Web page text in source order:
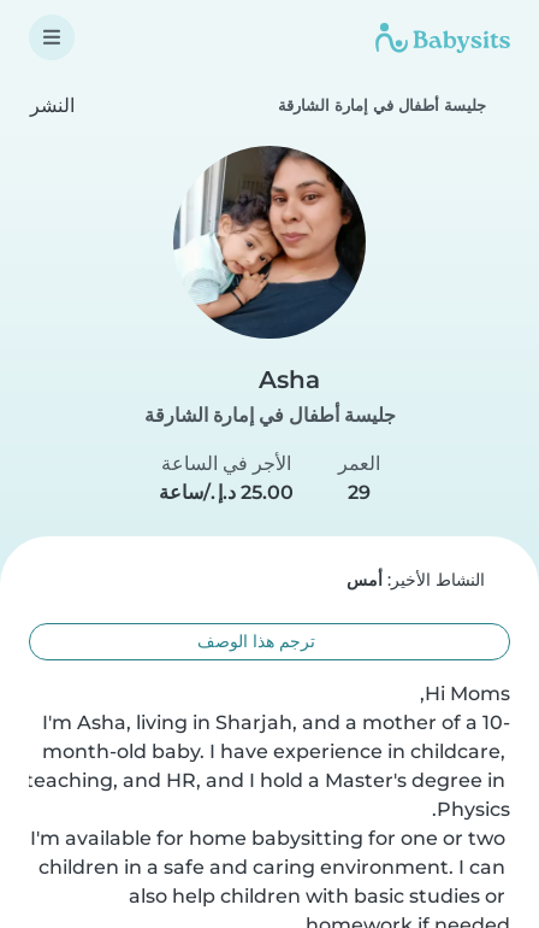
جليسة أطفال في إمارة الشارقة النشر
Asha
جليسة أطفال في إمارة الشارقة
العمر
29
الأجر في الساعة
النشاط الأخير:أمس
ترجم هذا الوصف
I'm Asha, living in Sharjah, and a mother of a 10-
month-old baby. I have experience in childcare,
teaching, and HR, and I hold a Master's degree in
I'm available for home babysitting for one or two
children in a safe and caring environment. I can
also help children with basic studies or